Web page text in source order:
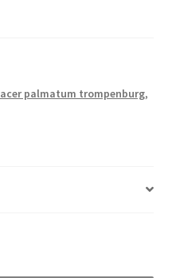
acer palmatum trompenburg,